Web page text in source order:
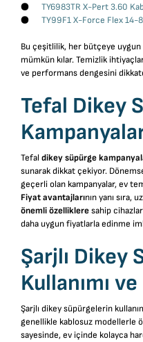
● TY6983TR X-Pert 3.60
● TY99F1 X-Force Flex 14-
Bu çeşitlilik, her bütçeye uygun
mümkün kılar. Temizlik
ve performans dengesini
Tefal Dikey
Tefal dikey süpürge
sunarak dikkat çekiyor.
geçerli olan kampanyalar, ev
Fiyat avantajlarının yanı sıra,
önemli özellikleresahip
daha uygun fiyatlarla edinme
Şarjlı Dikey
Kullanımı
Şarjlı dikey süpürgelerin
genellikle kablosuz modellerle
sayesinde, ev içinde kolayca